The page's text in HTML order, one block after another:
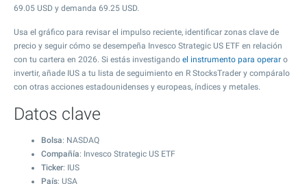
69.05 USD y demanda 69.25 USD.
Usa el gráfico para revisar el impulso reciente, identificar zonas clave de
precio y seguir cómo se desempeña Invesco Strategic US ETF en relación
con tu cartera en 2026. Si estás investigando el instrumento para operar o
invertir, añade IUS a tu lista de seguimiento en R StocksTrader y compáralo
con otras acciones estadounidenses y europeas, índices y metales.
Datos clave
Bolsa: NASDAQ
Compañía: Invesco Strategic US ETF
Ticker: IUS
País: USA